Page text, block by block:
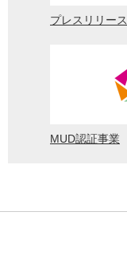
プレスリリース
MUD認証事業